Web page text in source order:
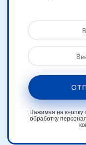
Нажимая на кнопку
обработку